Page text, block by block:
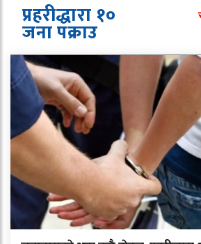
प्रहरीद्धारा १०
जना पक्राउ